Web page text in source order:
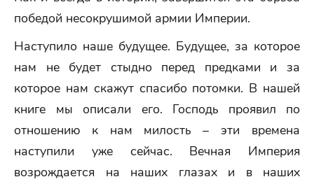
победой несокрушимой армии Империи.
Наступило наше будущее. Будущее, за которое
нам не будет стыдно перед предками и за
которое нам скажут спасибо потомки. В нашей
книге мы описали его. Господь проявил по
отношению к нам милость – эти времена
наступили уже сейчас. Вечная Империя
возрождается на наших глазах и в наших